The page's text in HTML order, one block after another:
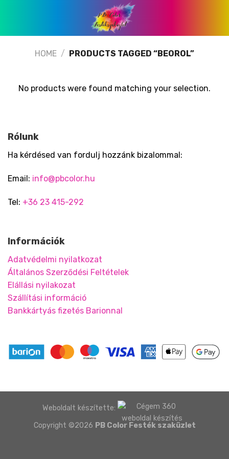
HOME / PRODUCTS TAGGED “BEOROL”
No products were found matching your selection.
Rólunk
Ha kérdésed van fordulj hozzánk bizalommal:
Email: info@pbcolor.hu
Tel: +36 23 415-292
Információk
Adatvédelmi nyilatkozat
Általános Szerződési Feltételek
Elállási nyilakozat
Szállítási információ
Bankkártyás fizetés Barionnal
Weboldalt készítette:
Copyright ©2026 PB Color Festék szaküzlet